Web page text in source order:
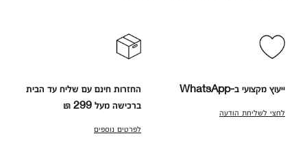
ייעוץ מקצועי ב-WhatsApp
לחצי לשליחת הודעה
החזרות חינם עם שליח עד הבית
ברכישה מעל 299 ₪
לפרטים נוספים